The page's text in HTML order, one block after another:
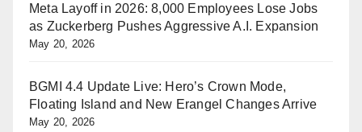
Meta Layoff in 2026: 8,000 Employees Lose Jobs
as Zuckerberg Pushes Aggressive A.I. Expansion
May 20, 2026
BGMI 4.4 Update Live: Hero’s Crown Mode,
Floating Island and New Erangel Changes Arrive
May 20, 2026